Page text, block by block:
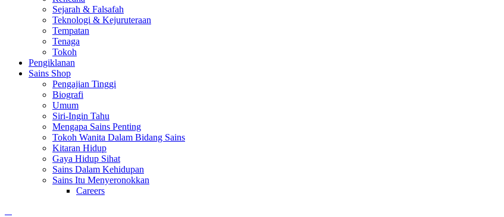
Sejarah & Falsafah
Teknologi & Kejuruteraan
Tempatan
Tenaga
Tokoh
Pengiklanan
Sains Shop
Pengajian Tinggi
Biografi
Umum
Siri-Ingin Tahu
Mengapa Sains Penting
Tokoh Wanita Dalam Bidang Sains
Kitaran Hidup
Gaya Hidup Sihat
Sains Dalam Kehidupan
Sains Itu Menyeronokkan
Careers